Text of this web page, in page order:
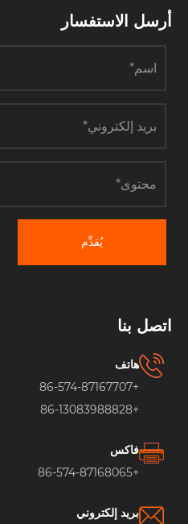
أرسل الاستفسار
يُقدِّم
اتصل بنا
هاتف
+86-574-87167707
+86-13083988828
فاكس
+86-574-87168065
بريد إلكتروني